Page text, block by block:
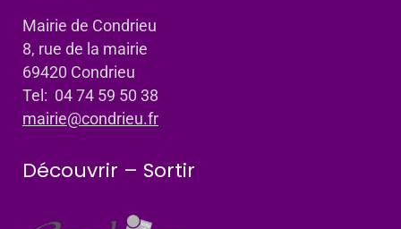
Mairie de Condrieu
8, rue de la mairie
69420 Condrieu
Tel: 04 74 59 50 38
mairie@condrieu.fr
Découvrir – Sortir